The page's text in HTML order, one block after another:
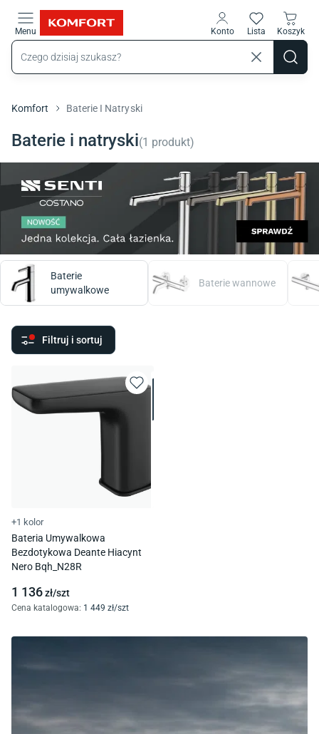
Menu Konto Lista Koszyk
Komfort Baterie I Natryski
Baterie i natryski(1 produkt)
Baterie
umywalkowe
Baterie wannowe
Filtruj i sortuj
+1 kolor
Bateria Umywalkowa
Bezdotykowa Deante Hiacynt
Nero Bqh_N28R
1 136zł/szt
Cena katalogowa: 1 449 zł/szt